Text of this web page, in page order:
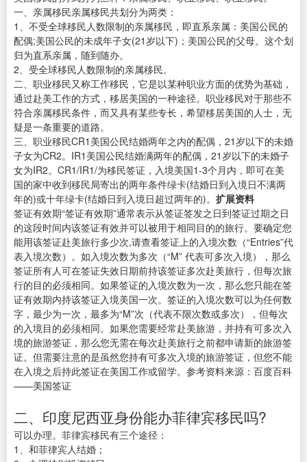
一、亲属移民亲属移民共划分为两类：
1、不受全球移民人数限制的亲属移民，即直系亲属：美国公民的
配偶;美国公民的未成年子女(21岁以下)；美国公民的父母。这个划
归为直系亲属，随到随办。
2、受全球移民人数限制的亲属移民。
二、职业移民又称工作移民，它是以某种职业方面的优势为基础，
通过赴美工作的方式，移居美国的一种途径。职业移民对于那些不
符合亲属移民条件，而又具有某些专长，希望移居美国的人士，无
疑是一条重要的道路。
三、职业移民CR1美国公民结婚两年之内的配偶，21岁以下的未婚
子女为CR2。IR1美国公民结婚满两年的配偶，21岁以下的未婚子
女为IR2。CR1/IR1/为移民签证，入境美国1-3个月内，即可在美
国的家中收到移民局寄出的两年条件绿卡(结婚日到入境日不满两
年的)或十年绿卡(结婚日到入境日超过两年的)。 扩展资料
签证有效期“签证有效期”通常表示从签证签发之日到签证过期之日
的这段时间内该签证有效并可以被用于相同目的的旅行。要确定您
能用该签证赴美旅行多少次,请查看签证上的入境次数（“Entries”代
表入境次数）。如入境次数为多次（“M” 代表可多次入境），那么
签证所有人可在签证失效日期前持该签证多次赴美旅行，但每次旅
行的目的必须相同。如果签证的入境次数为一次，那么您只能在签
证有效期内持该签证入境美国一次。签证的入境次数可以为任何数
字，最少为一次，最多为“M”次（代表不限次数或多次），但每次
的入境目的必须相同。如果您需要经常赴美旅游，并持有可多次入
境的旅游签证，那么您无需在每次赴美旅行之前都申请新的旅游签
证。但需要注意的是虽然您持有可多次入境的旅游签证，但您不能
在入境之后持此签证在美国工作或留学。参考资料来源：百度百科
——美国签证
二、印度尼西亚身份能办菲律宾移民吗?
可以办理。菲律宾移民有三个途径：
1、和菲律宾人结婚；